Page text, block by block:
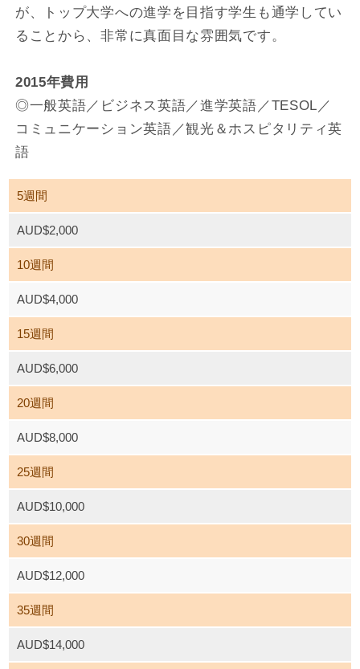
が、トップ大学への進学を目指す学生も通学してい
ることから、非常に真面目な雰囲気です。
2015年費用
◎一般英語／ビジネス英語／進学英語／TESOL／
コミュニケーション英語／観光＆ホスピタリティ英
語
5週間
AUD$2,000
10週間
AUD$4,000
15週間
AUD$6,000
20週間
AUD$8,000
25週間
AUD$10,000
30週間
AUD$12,000
35週間
AUD$14,000